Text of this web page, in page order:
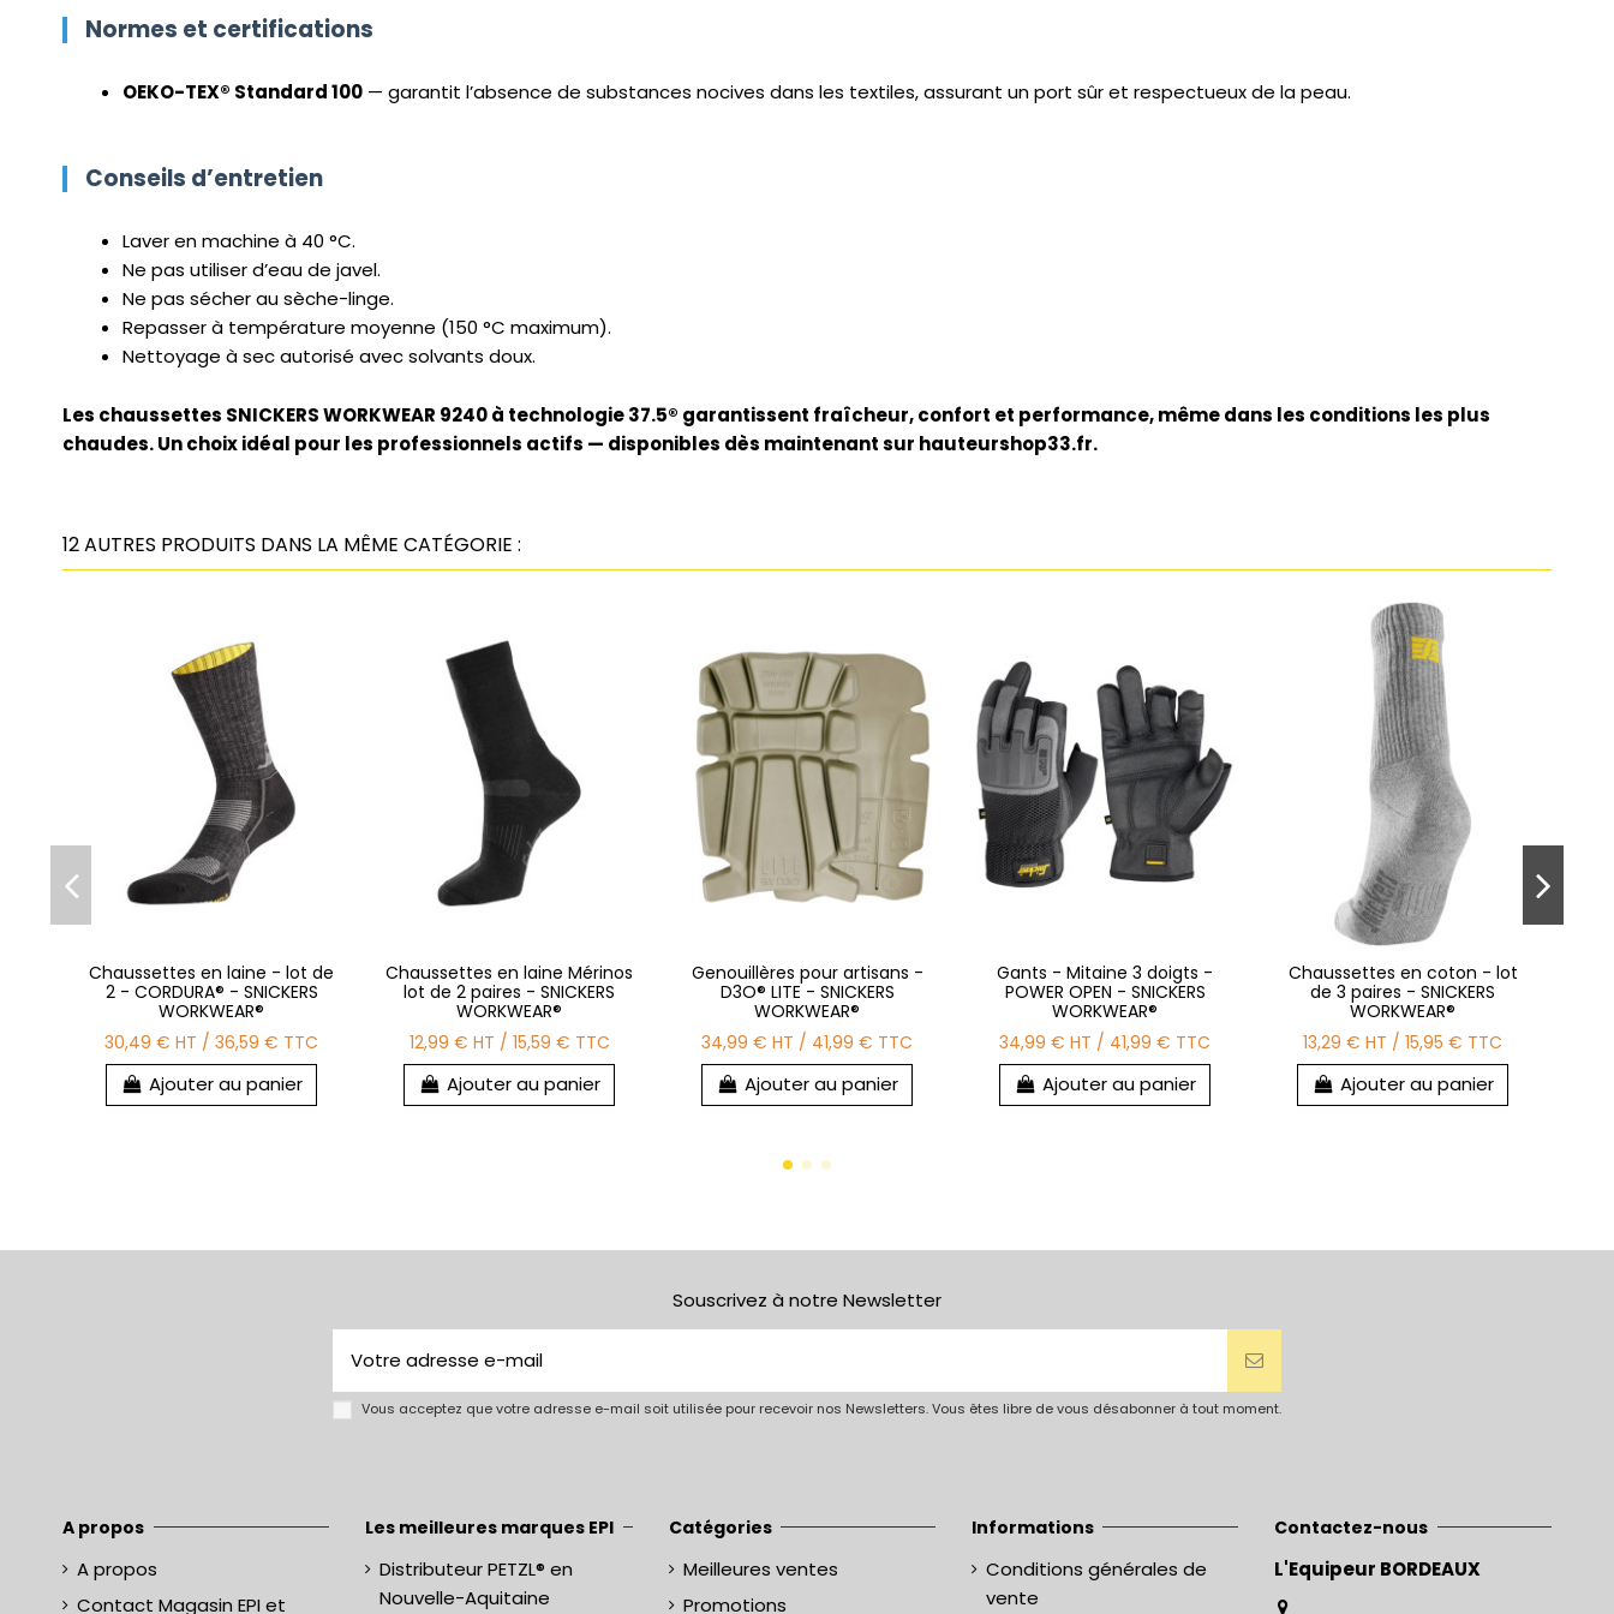
Normes et certifications
OEKO-TEX® Standard 100 — garantit l’absence de substances nocives dans les textiles, assurant un port sûr et respectueux de la peau.
Conseils d’entretien
Laver en machine à 40 °C.
Ne pas utiliser d’eau de javel.
Ne pas sécher au sèche-linge.
Repasser à température moyenne (150 °C maximum).
Nettoyage à sec autorisé avec solvants doux.
Les chaussettes SNICKERS WORKWEAR 9240 à technologie 37.5® garantissent fraîcheur, confort et performance, même dans les conditions les plus
chaudes. Un choix idéal pour les professionnels actifs — disponibles dès maintenant sur hauteurshop33.fr.
12 AUTRES PRODUITS DANS LA MÊME CATÉGORIE :
Chaussettes en laine - lot de
2 - CORDURA® - SNICKERS
WORKWEAR®
30,49 € HT / 36,59 € TTC
Ajouter au panier
Chaussettes en laine Mérinos
lot de 2 paires - SNICKERS
WORKWEAR®
12,99 € HT / 15,59 € TTC
Ajouter au panier
Genouillères pour artisans -
D3O® LITE - SNICKERS
WORKWEAR®
34,99 € HT / 41,99 € TTC
Ajouter au panier
Gants - Mitaine 3 doigts -
POWER OPEN - SNICKERS
WORKWEAR®
34,99 € HT / 41,99 € TTC
Ajouter au panier
Chaussettes en coton - lot
de 3 paires - SNICKERS
WORKWEAR®
13,29 € HT / 15,95 € TTC
Ajouter au panier
Souscrivez à notre Newsletter
Vous acceptez que votre adresse e-mail soit utilisée pour recevoir nos Newsletters. Vous êtes libre de vous désabonner à tout moment.
A propos
A propos
Contact Magasin EPI et
Les meilleures marques EPI
Distributeur PETZL® en
Nouvelle-Aquitaine
Catégories
Meilleures ventes
Promotions
Informations
Conditions générales de
vente
Contactez-nous
L'Equipeur BORDEAUX